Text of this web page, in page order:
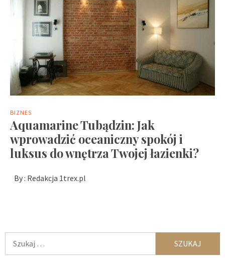
BIZNES
Aquamarine Tubądzin: Jak
wprowadzić oceaniczny spokój i
luksus do wnętrza Twojej łazienki?
By : Redakcja 1trex.pl
Szukaj: